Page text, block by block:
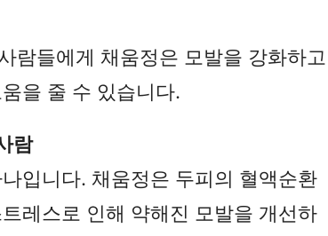
람들에게 채움정은 모발을 강화하고
을 줄 수 있습니다.
람
입니다. 채움정은 두피의 혈액순환
레스로 인해 약해진 모발을 개선하